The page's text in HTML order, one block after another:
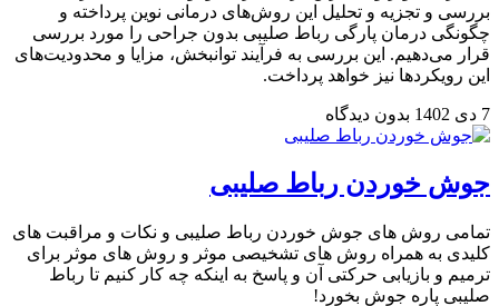
بررسی و تجزیه و تحلیل این روش‌های درمانی نوین پرداخته و
چگونگی درمان پارگی رباط صلیبی بدون جراحی را مورد بررسی
قرار می‌دهیم. این بررسی به فرآیند توانبخش، مزایا و محدودیت‌های
این رویکردها نیز خواهد پرداخت.
7 دی 1402 بدون دیدگاه
جوش خوردن رباط صلیبی
تمامی روش های جوش خوردن رباط صلیبی و نکات و مراقبت های
کلیدی به همراه روش های تشخیصی موثر و روش های موثر برای
ترمیم و بازیابی حرکتی آن و پاسخ به اینکه چه کار کنیم تا رباط
صلیبی پاره جوش بخورد!